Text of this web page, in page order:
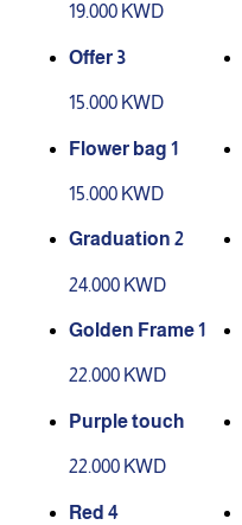
19.000 KWD
Offer 3
15.000 KWD
Flower bag 1
15.000 KWD
Graduation 2
24.000 KWD
Golden Frame 1
22.000 KWD
Purple touch
22.000 KWD
Red 4